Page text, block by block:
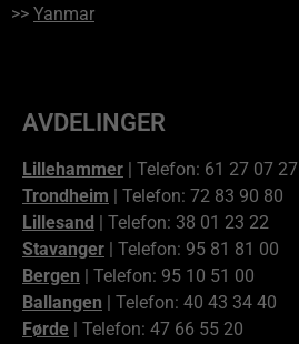
>> Yanmar
AVDELINGER
Lillehammer | Telefon: 61 27 07 27
Trondheim | Telefon: 72 83 90 80
Lillesand | Telefon: 38 01 23 22
Stavanger | Telefon: 95 81 81 00
Bergen | Telefon: 95 10 51 00
Ballangen | Telefon: 40 43 34 40
Førde | Telefon: 47 66 55 20